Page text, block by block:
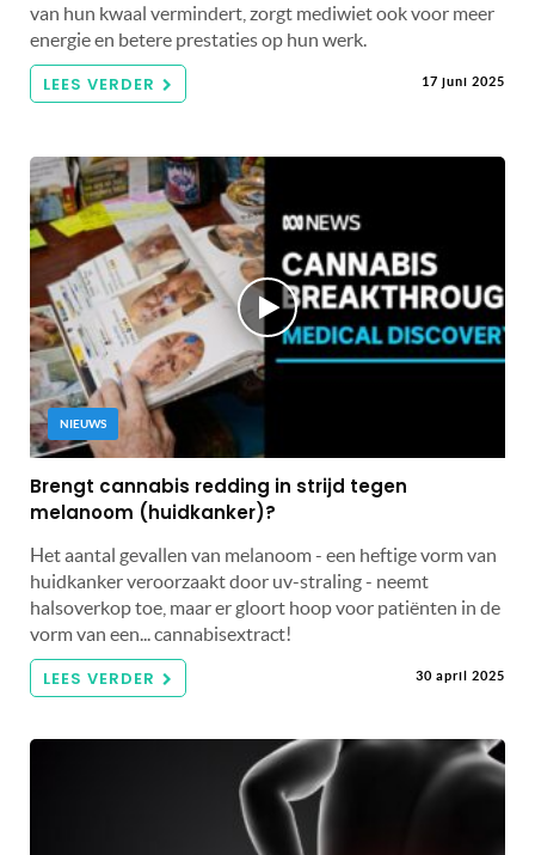
van hun kwaal vermindert, zorgt mediwiet ook voor meer
energie en betere prestaties op hun werk.
LEES VERDER 17 juni 2025
NIEUWS
Brengt cannabis redding in strijd tegen
melanoom (huidkanker)?
Het aantal gevallen van melanoom - een heftige vorm van
huidkanker veroorzaakt door uv-straling - neemt
halsoverkop toe, maar er gloort hoop voor patiënten in de
vorm van een... cannabisextract!
LEES VERDER 30 april 2025